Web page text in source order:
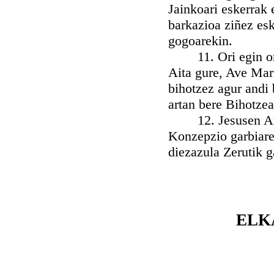
Jainkoari eskerrak
barkazioa ziñez
gogoarekin.
11. Ori egin
Aita gure, Ave
bihotzez agur andi
artan bere
12. Jesusen
Konzepzio
diezazula Zerutik